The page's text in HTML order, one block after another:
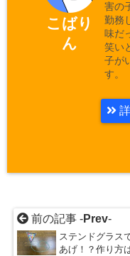
こばり
ん
害の
勤務
味だ
笑い
子が
す。
詳
前の記事 -Prev-
ステンドグラス
あげ！？作り方